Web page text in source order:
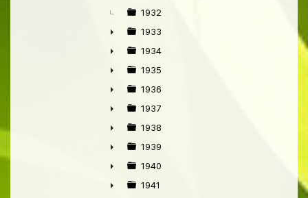
►
1932
►
1933
►
1934
►
1935
►
1936
►
1937
►
1938
►
1939
►
1940
1941